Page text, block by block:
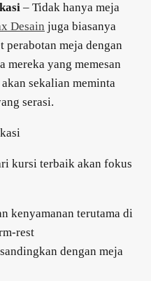
– Tidak hanya meja
Desain juga biasanya
perabotan meja dengan
yang memesan
sekalian meminta
serasi.
kursi terbaik akan fokus
kenyamanan terutama di
rest
dengan meja